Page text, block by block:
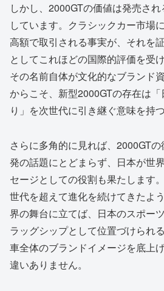
しかし、2000GTの価値は発売さ
しています。クラシックカー市場
高額で取引される事実が、それを
としてこれほどの国際的評価を受
その名前自体が文化的なブランド
からこそ、新型2000GTの存在は
り」を次世代に引き継ぐ意味を持
さらに多角的に見れば、2000GT
発の話題にとどまらず、日本が世
セージとしての役割も果たします
世代を超えて進化を続けてきたよ
界の舞台に立てば、日本のスポー
ラッグシップとして位置づけられ
車全体のブランドイメージを底上
違いありません。